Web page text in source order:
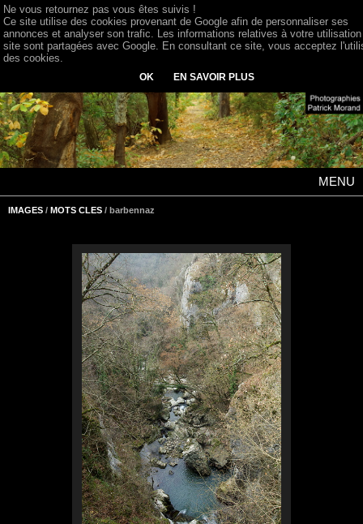
MENU
IMAGES / MOTS CLES / barbennaz
Ne vous retournez pas vous êtes suivis !
Ce site utilise des cookies provenant de Google afin de personnaliser ses
annonces et analyser son trafic. Les informations relatives à votre
site sont partagées avec Google. En consultant ce site, vous acceptez
des cookies.
OK EN SAVOIR PLUS